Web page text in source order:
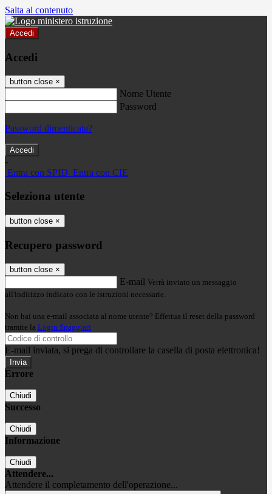
Salta al contenuto
Accedi
Accedi
button close ×
Nome Utente
Password
Password dimenticata?
-
Entra con SPID Entra con CIE
Seleziona utente
button close ×
Recupero password
button close ×
E-mail Verrà inviato un messaggio
all'indirizzo indicato con le istruzioni necessarie.
Non hai una e-mail associata al nome utente? Effettua il reset della password
tramite la Login Spaggiari
E-mail inviata, si prega di controllare la casella di posta elettronica!
Errore
Chiudi
Successo
Chiudi
Informazione
Chiudi
Attendere...
Attendere il completamento dell'operazione...